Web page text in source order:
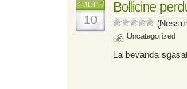
JUL
10
Bollicine
Uncategorized
La bevanda